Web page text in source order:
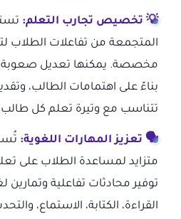
💡 تخصيص تجارب التعلم:
المتجمعة من تفاعلات الطلاب
مخصصة. يمكنها تعديل صعوبة
بناءً على اهتمامات الطالب،
تتناسب مع وتيرة تعلم كل
🗣 تعزيز المهارات اللغوية:
متزايد لمساعدة الطلاب على
توفير محادثات تفاعلية
القراءة، الكتابة، الاستماع،